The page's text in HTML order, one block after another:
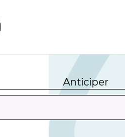
Anticiper